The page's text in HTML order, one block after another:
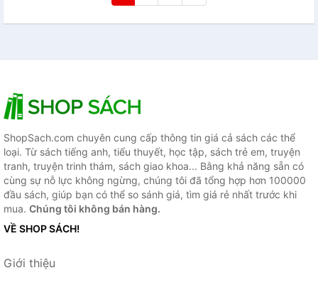
ShopSach.com chuyên cung cấp thông tin giá cả sách các thể
loại. Từ sách tiếng anh, tiểu thuyết, học tập, sách trẻ em, truyện
tranh, truyện trinh thám, sách giao khoa... Bằng khả năng sẵn có
cùng sự nỗ lực không ngừng, chúng tôi đã tổng hợp hơn 100000
đầu sách, giúp bạn có thể so sánh giá, tìm giá rẻ nhất trước khi
mua. Chúng tôi không bán hàng.
VỀ SHOP SÁCH!
Giới thiệu